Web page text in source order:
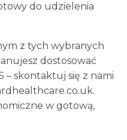
do udzielenia
z tych wybranych
dostosować
– skontaktuj się z nami
w gotową,